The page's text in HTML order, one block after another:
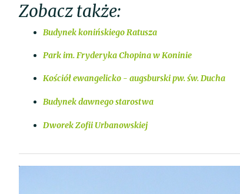
Zobacz także:
Budynek konińskiego Ratusza
Park im. Fryderyka Chopina w Koninie
Kościół ewangelicko - augsburski pw. św. Ducha
Budynek dawnego starostwa
Dworek Zofii Urbanowskiej